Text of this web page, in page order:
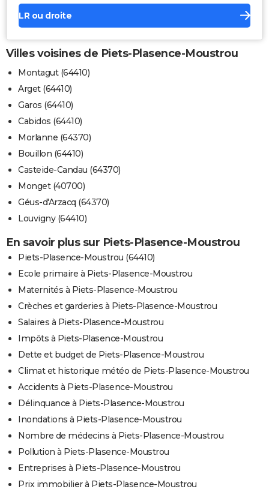
LR ou droite
Villes voisines de Piets-Plasence-Moustrou
Montagut (64410)
Arget (64410)
Garos (64410)
Cabidos (64410)
Morlanne (64370)
Bouillon (64410)
Casteide-Candau (64370)
Monget (40700)
Géus-d'Arzacq (64370)
Louvigny (64410)
En savoir plus sur Piets-Plasence-Moustrou
Piets-Plasence-Moustrou (64410)
Ecole primaire à Piets-Plasence-Moustrou
Maternités à Piets-Plasence-Moustrou
Crèches et garderies à Piets-Plasence-Moustrou
Salaires à Piets-Plasence-Moustrou
Impôts à Piets-Plasence-Moustrou
Dette et budget de Piets-Plasence-Moustrou
Climat et historique météo de Piets-Plasence-Moustrou
Accidents à Piets-Plasence-Moustrou
Délinquance à Piets-Plasence-Moustrou
Inondations à Piets-Plasence-Moustrou
Nombre de médecins à Piets-Plasence-Moustrou
Pollution à Piets-Plasence-Moustrou
Entreprises à Piets-Plasence-Moustrou
Prix immobilier à Piets-Plasence-Moustrou